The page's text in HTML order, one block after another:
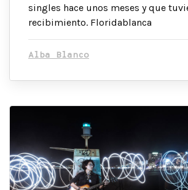
singles hace unos meses y que
recibimiento. Floridablanca
Alba Blanco